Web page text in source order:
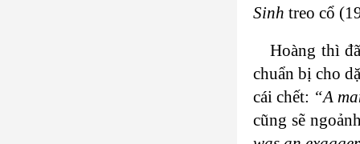
Sinh treo cổ
Hoàng thì
chuẩn bị cho
cái chết: “A
cũng sẽ